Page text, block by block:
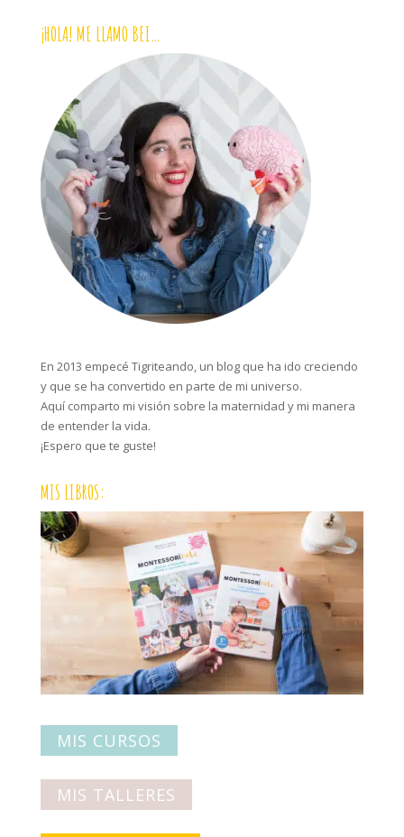
¡HOLA! ME LLAMO BEI…
En 2013 empecé Tigriteando, un blog que ha ido creciendo
y que se ha convertido en parte de mi universo.
Aquí comparto mi visión sobre la maternidad y mi manera
de entender la vida.
¡Espero que te guste!
MIS LIBROS:
MIS CURSOS
MIS TALLERES